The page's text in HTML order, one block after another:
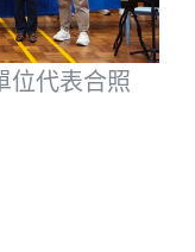
位代表合照